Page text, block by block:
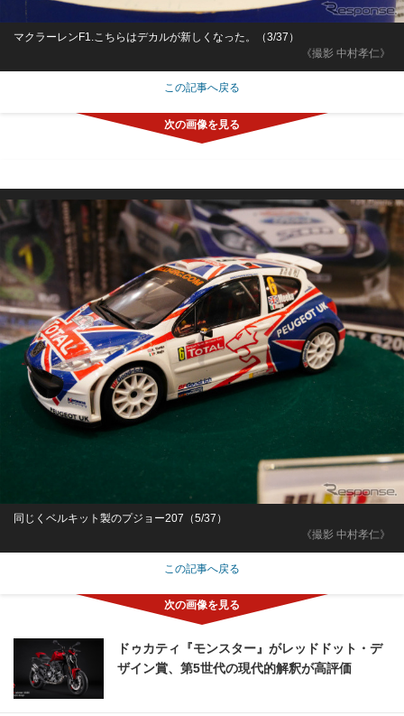
《撮影 中村孝仁》
マクラーレンF1.こちらはデカルが新しくなった。（3/37）
この記事へ戻る
《撮影 中村孝仁》
同じくベルキット製のプジョー207（5/37）
この記事へ戻る
ドゥカティ『モンスター』がレッドドット・デ
ザイン賞、第5世代の現代的解釈が高評価